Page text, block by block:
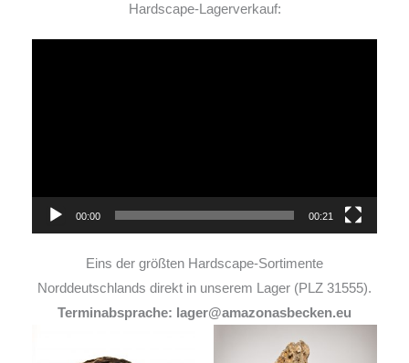
Hardscape-Lagerverkauf:
00:00 00:21
Eins der größten Hardscape-Sortimente
Norddeutschlands direkt in unserem Lager (PLZ 31555).
Terminabsprache: lager@amazonasbecken.eu